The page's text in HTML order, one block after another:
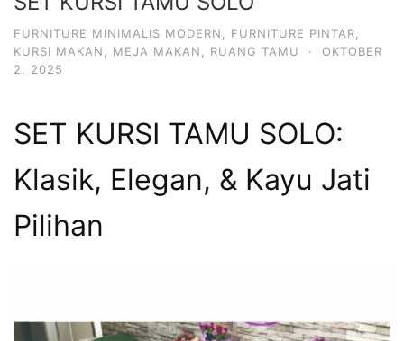
FURNITURE MINIMALIS MODERN FURNITURE PINTAR
KURSI MAKAN
MEJA MAKAN RUANG TAMU ·
OKTOBER
2, 2025
SET KURSI TAMU SOLO:
Klasik, Elegan, & Kayu Jati
Pilihan